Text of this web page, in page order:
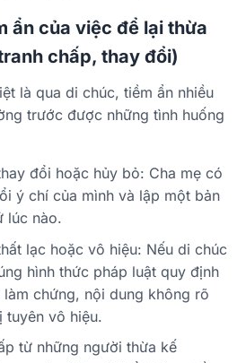
ẩn của việc để lại thừa
chấp, thay đổi)
là qua di chúc, tiềm ẩn nhiều
trước được những tình huống
đổi hoặc hủy bỏ: Cha mẹ có
ý chí của mình và lập một bản
lúc nào.
lạc hoặc vô hiệu: Nếu di chúc
hình thức pháp luật quy định
chứng, nội dung không rõ
tuyên vô hiệu.
từ những người thừa kế